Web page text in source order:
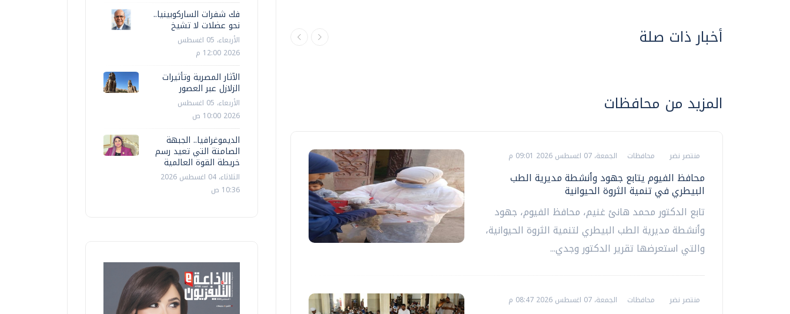
أخبار ذات صلة
المزيد من محافظات
منتصر نضر محافظات الجمعة، 07 اغسطس 2026 09:01 م
محافظ الفيوم يتابع جهود وأنشطة مديرية الطب
البيطري في تنمية الثروة الحيوانية
تابع الدكتور محمد هانئ غنيم، محافظ الفيوم، جهود
وأنشطة مديرية الطب البيطري لتنمية الثروة الحيوانية،
والتي استعرضها تقرير الدكتور وجدي...
منتصر نضر محافظات الجمعة، 07 اغسطس 2026 08:47 م
فك شفرات الساركوبينيا..
نحو عضلات لا تشيخ
الأربعاء، 05 اغسطس
2026 12:00 م
الآثار المصرية وتأثيرات
الزلازل عبر العصور
الأربعاء، 05 اغسطس
2026 10:00 ص
الديموغرافيا.. الجبهة
الصامتة التي تعيد رسم
خريطة القوة العالمية
الثلاثاء، 04 اغسطس 2026
10:36 ص